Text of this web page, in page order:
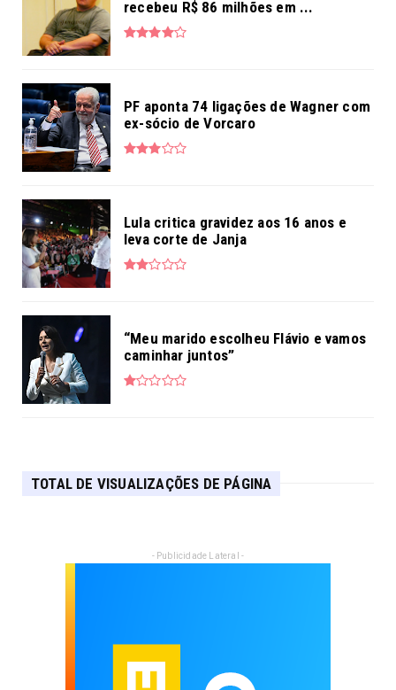
recebeu R$ 86 milhões em ...
PF aponta 74 ligações de Wagner com
ex-sócio de Vorcaro
Lula critica gravidez aos 16 anos e
leva corte de Janja
“Meu marido escolheu Flávio e vamos
caminhar juntos”
TOTAL DE VISUALIZAÇÕES DE PÁGINA
- Publicidade Lateral -